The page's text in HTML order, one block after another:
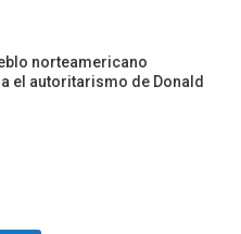
norteamericano
el autoritarismo de Donald